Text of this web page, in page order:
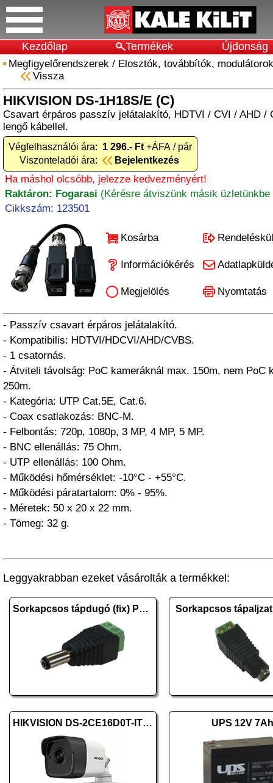
Kezdőlap Termékek Újdonság
Megfigyelőrendszerek / Elosztók, továbbítók, modulátorok
Vissza
HIKVISION DS-1H18S/E (C)
Csavart érpáros passzív jelátalakító, HDTVI / CVI / AHD /
lengő kábellel.
Végfelhasználói ára: 1 296.- Ft +ÁFA / pár
Viszonteladói ára:
Bejelentkezés
Ha máshol olcsóbb, jelezze kedvezményért!
Raktáron: Fogarasi (Kérésre átviszünk másik üzletünkbe
Cikkszám: 123501
Kosárba
Információkérés
Megjelölés Nyomtatás
- Passzív csavart érpáros jelátalakító.
- Kompatibilis: HDTVI/HDCVI/AHD/CVBS.
- 1 csatornás.
- Átviteli távolság: PoC kameráknál max. 150m, nem PoC
250m.
- Kategória: UTP Cat.5E, Cat.6.
- Coax csatlakozás: BNC-M.
- Felbontás: 720p, 1080p, 3 MP, 4 MP, 5 MP.
- BNC ellenállás: 75 Ohm.
- UTP ellenállás: 100 Ohm.
- Működési hőmérséklet: -10°C - +55°C.
- Működési páratartalom: 0% - 95%.
- Méretek: 50 x 20 x 22 mm.
- Tömeg: 32 g.
Leggyakrabban ezeket vásárolták a termékkel:
Sorkapcsos tápdugó (fix) PR-C08 Sorkapcsos tápaljzat
HIKVISION DS-2CE16D0T-ITFS (2.8mm) UPS 12V 7Ah